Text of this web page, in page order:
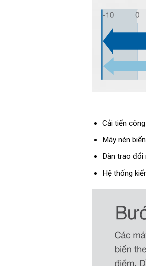
Cải tiến
Máy nén
Dàn trao
Hệ thống